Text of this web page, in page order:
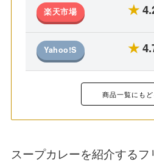
楽天市場 ★
Yahoo!S ★
商品一覧にもど
スープカレーを紹介する